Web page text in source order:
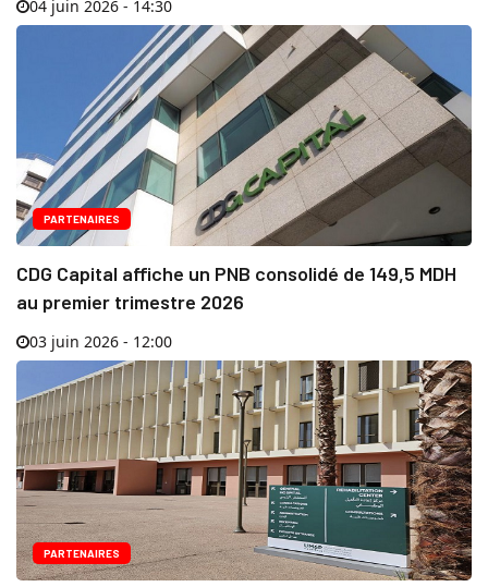
04 juin 2026 - 14:30
PARTENAIRES
CDG Capital affiche un PNB consolidé de 149,5 MDH
au premier trimestre 2026
03 juin 2026 - 12:00
PARTENAIRES